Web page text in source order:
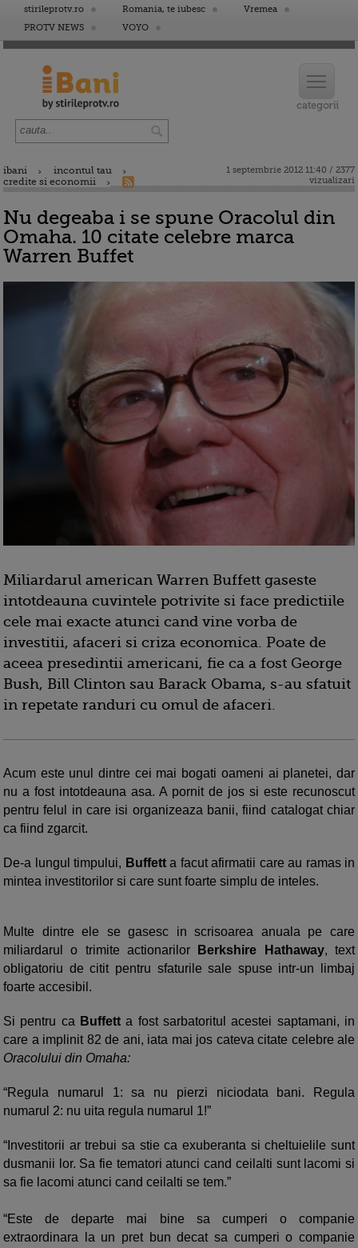
stirileprotv.ro Romania, te iubesc
Vremea
PROTV NEWS
VOYO
ibani
incontul tau
credite si economii
1 septembrie 2012 11:40 / 2377
vizualizari
Nu degeaba i se spune Oracolul din
Omaha. 10 citate celebre marca
Warren Buffet
Miliardarul american Warren Buffett gaseste
intotdeauna cuvintele potrivite si face predictiile
cele mai exacte atunci cand vine vorba de
investitii, afaceri si criza economica. Poate de
aceea presedintii americani, fie ca a fost George
Bush, Bill Clinton sau Barack Obama, s-au sfatuit
in repetate randuri cu omul de afaceri.
Acum este unul dintre cei mai bogati oameni ai planetei, dar
nu a fost intotdeauna asa. A pornit de jos si este recunoscut
pentru felul in care isi organizeaza banii, fiind catalogat chiar
ca fiind zgarcit.
De-a lungul timpului, Buffetta facut afirmatii care au ramas in
mintea investitorilor si care sunt foarte simplu de inteles.
Multe dintre ele se gasesc in scrisoarea anuala pe care
miliardarul o trimite actionarilor
Berkshire Hathaway, text
obligatoriu de citit pentru sfaturile sale spuse intr-un limbaj
foarte accesibil.
Si pentru ca Buffetta fost sarbatoritul acestei saptamani, in
care a implinit 82 de ani, iata mai jos cateva citate celebre ale
Oracolului din Omaha:
“Regula numarul 1: sa nu pierzi niciodata bani. Regula
numarul 2: nu uita regula numarul 1!”
“Investitorii ar trebui sa stie ca exuberanta si cheltuielile sunt
dusmanii lor. Sa fie tematori atunci cand ceilalti sunt lacomi si
sa fie lacomi atunci cand ceilalti se tem.”
“Este de departe mai bine sa cumperi o companie
extraordinara la un pret bun decat sa cumperi o companie